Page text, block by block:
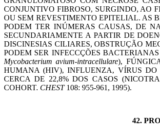
CONJUNTIVO FIBROSO, SURGINDO, AO
OU SEM REVESTIMENTO EPITELIAL. AS
PODEM TER INÚMERAS CAUSAS, DE
SECUNDARIAMENTE A PARTIR DE
DISCINESIAS CILIARES, OBSTRUÇÃO
PODEM SER INFECCÇÕES
Mycobacterium avium-intracellulare),
HUMANA (HIV), INFLUENZA, VÍRUS DO
CERCA DE 22,8% DOS CASOS
COHORT. CHEST108: 955-961, 1995).
42.